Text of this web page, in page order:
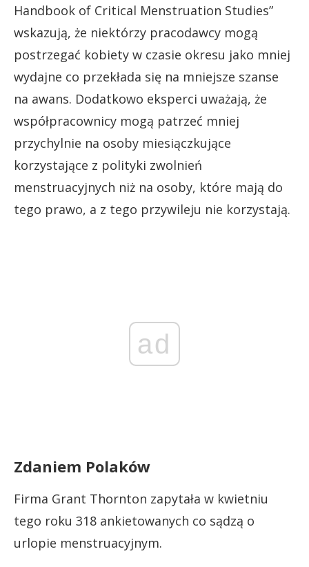
Handbook of Critical Menstruation Studies”
wskazują, że niektórzy pracodawcy mogą
postrzegać kobiety w czasie okresu jako mniej
wydajne co przekłada się na mniejsze szanse
na awans. Dodatkowo eksperci uważają, że
współpracownicy mogą patrzeć mniej
przychylnie na osoby miesiączkujące
korzystające z polityki zwolnień
menstruacyjnych niż na osoby, które mają do
tego prawo, a z tego przywileju nie korzystają.
ad
Zdaniem Polaków
Firma Grant Thornton zapytała w kwietniu
tego roku 318 ankietowanych co sądzą o
urlopie menstruacyjnym.